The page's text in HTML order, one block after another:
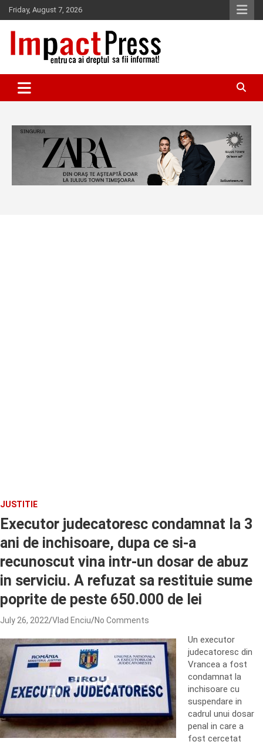
Skip
to
content
Friday, August 7, 2026
IMPACTPRESS
JUSTITIE
Executor judecatoresc condamnat la 3
ani de inchisoare, dupa ce si-a
recunoscut vina intr-un dosar de abuz
in serviciu. A refuzat sa restituie sume
poprite de peste 650.000 de lei
July 26, 2022 Vlad Enciu No Comments
Un executor
judecatoresc din
Vrancea a fost
condamnat la
inchisoare cu
suspendare in
cadrul unui dosar
penal in care a
fost cercetat